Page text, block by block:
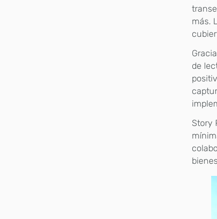
más.
de
Story